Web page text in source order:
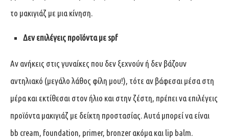
το μακιγιάζ με μια κίνηση.
Δεν επιλέγεις προϊόντα με spf
Αν ανήκεις στις γυναίκες που δεν ξεχνούν ή δεν βάζουν
αντηλιακό (μεγάλο λάθος φίλη μου!), τότε αν βάφεσαι μέσα στη
μέρα και εκτίθεσαι στον ήλιο και στην ζέστη, πρέπει να επιλέγεις
προϊόντα μακιγιάζ με δείκτη προστασίας. Αυτά μπορεί να είναι
bb cream, foundation, primer, bronzer ακόμα και lip balm.